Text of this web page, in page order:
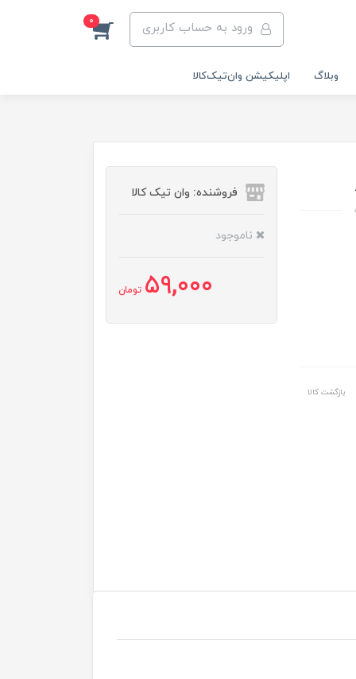
ورود به حساب کاربری 0
وبلاگ اپلیکیشن وان‌تیک‌کالا‌
بازگشت کالا
فروشنده: وان تیک کالا
ناموجود
59,000 تومان